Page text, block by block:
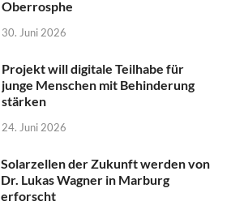
Oberrosphe
30. Juni 2026
Projekt will digitale Teilhabe für
junge Menschen mit Behinderung
stärken
24. Juni 2026
Solarzellen der Zukunft werden von
Dr. Lukas Wagner in Marburg
erforscht